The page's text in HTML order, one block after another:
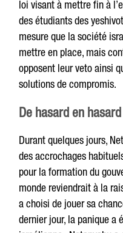
loi visant à mettre fin à
des étudiants des
mesure que la société
mettre en place, mais
opposent leur veto ainsi
solutions de compromis.
De hasard en hasard
Durant quelques jours,
des accrochages
pour la formation du
monde reviendrait à la
a choisi de jouer sa
dernier jour, la panique a